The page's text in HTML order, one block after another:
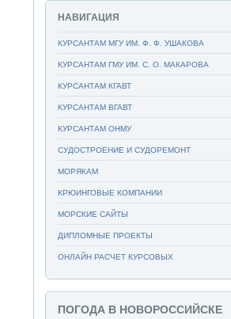
НАВИГАЦИЯ
КУРСАНТАМ МГУ ИМ. Ф. Ф. УШАКОВА
КУРСАНТАМ ГМУ ИМ. С. О. МАКАРОВА
КУРСАНТАМ КГАВТ
КУРСАНТАМ ВГАВТ
КУРСАНТАМ ОНМУ
СУДОСТРОЕНИЕ И СУДОРЕМОНТ
МОРЯКАМ
КРЮИНГОВЫЕ КОМПАНИИ
МОРСКИЕ САЙТЫ
ДИПЛОМНЫЕ ПРОЕКТЫ
ОНЛАЙН РАСЧЕТ КУРСОВЫХ
ПОГОДА В НОВОРОССИЙСКЕ